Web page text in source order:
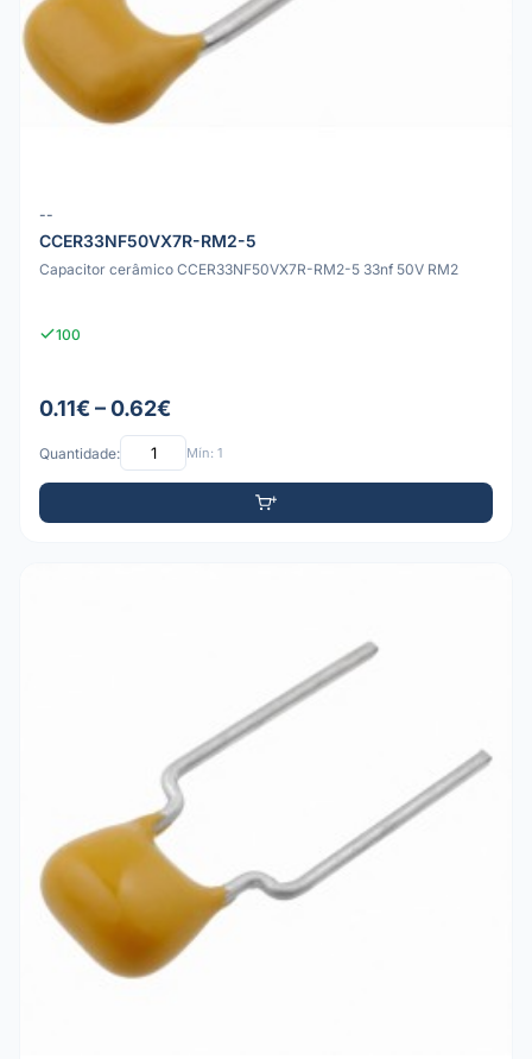
--
CCER33NF50VX7R-RM2-5
Capacitor cerâmico CCER33NF50VX7R-RM2-5 33nf 50V RM2
100
0.11€ – 0.62€
Quantidade: Mín: 1